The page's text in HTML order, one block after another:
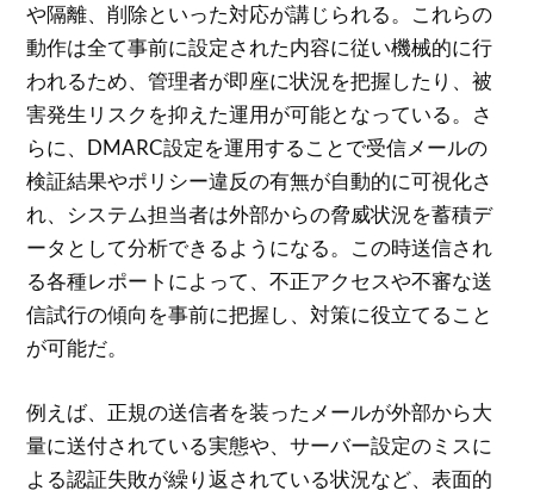
や隔離、削除といった対応が講じられる。これらの
動作は全て事前に設定された内容に従い機械的に行
われるため、管理者が即座に状況を把握したり、被
害発生リスクを抑えた運用が可能となっている。さ
らに、DMARC設定を運用することで受信メールの
検証結果やポリシー違反の有無が自動的に可視化さ
れ、システム担当者は外部からの脅威状況を蓄積デ
ータとして分析できるようになる。この時送信され
る各種レポートによって、不正アクセスや不審な送
信試行の傾向を事前に把握し、対策に役立てること
が可能だ。
例えば、正規の送信者を装ったメールが外部から大
量に送付されている実態や、サーバー設定のミスに
よる認証失敗が繰り返されている状況など、表面的